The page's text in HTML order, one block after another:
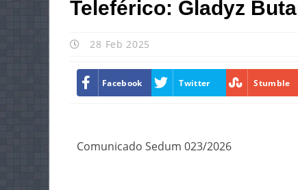
Teleférico: Gladyz
28 Feb 2025
Facebook Twitter Stumble
Comunicado Sedum 023/2026